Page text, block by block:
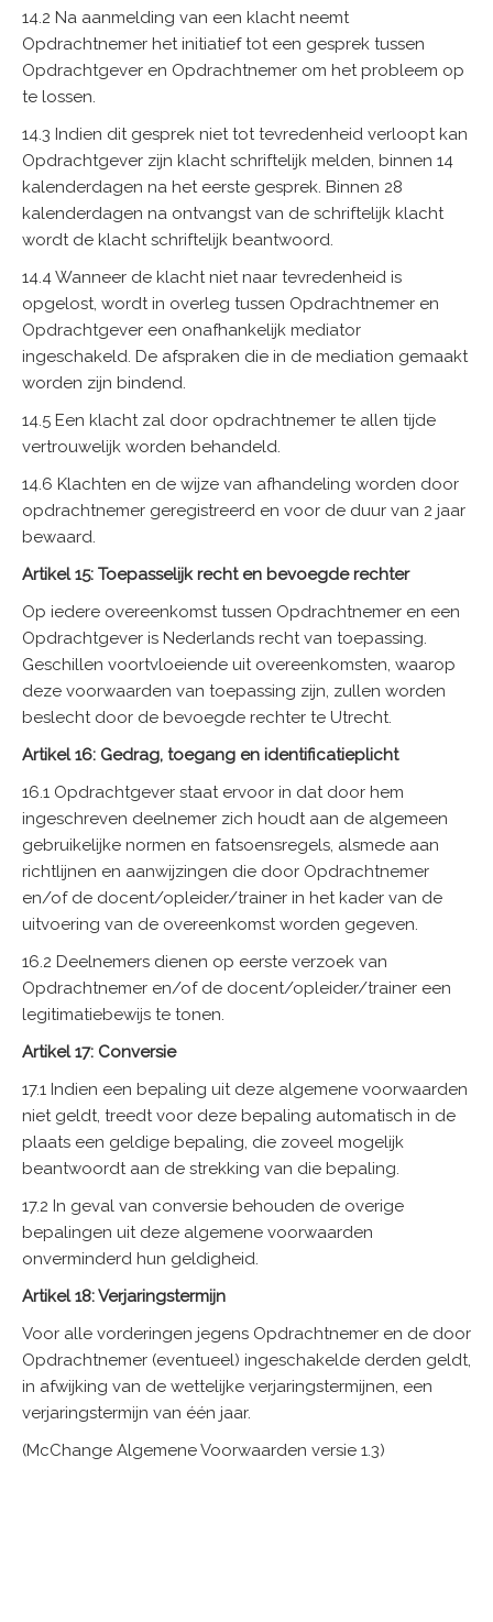
14.2 Na aanmelding van een klacht neemt
Opdrachtnemer het initiatief tot een gesprek tussen
Opdrachtgever en Opdrachtnemer om het probleem op
te lossen.
14.3 Indien dit gesprek niet tot tevredenheid verloopt kan
Opdrachtgever zijn klacht schriftelijk melden, binnen 14
kalenderdagen na het eerste gesprek. Binnen 28
kalenderdagen na ontvangst van de schriftelijk klacht
wordt de klacht schriftelijk beantwoord.
14.4 Wanneer de klacht niet naar tevredenheid is
opgelost, wordt in overleg tussen Opdrachtnemer en
Opdrachtgever een onafhankelijk mediator
ingeschakeld. De afspraken die in de mediation gemaakt
worden zijn bindend.
14.5 Een klacht zal door opdrachtnemer te allen tijde
vertrouwelijk worden behandeld.
14.6 Klachten en de wijze van afhandeling worden door
opdrachtnemer geregistreerd en voor de duur van 2 jaar
bewaard.
Artikel 15: Toepasselijk recht en bevoegde rechter
Op iedere overeenkomst tussen Opdrachtnemer en een
Opdrachtgever is Nederlands recht van toepassing.
Geschillen voortvloeiende uit overeenkomsten, waarop
deze voorwaarden van toepassing zijn, zullen worden
beslecht door de bevoegde rechter te Utrecht.
Artikel 16: Gedrag, toegang en identificatieplicht
16.1 Opdrachtgever staat ervoor in dat door hem
ingeschreven deelnemer zich houdt aan de algemeen
gebruikelijke normen en fatsoensregels, alsmede aan
richtlijnen en aanwijzingen die door Opdrachtnemer
en/of de docent/opleider/trainer in het kader van de
uitvoering van de overeenkomst worden gegeven.
16.2 Deelnemers dienen op eerste verzoek van
Opdrachtnemer en/of de docent/opleider/trainer een
legitimatiebewijs te tonen.
Artikel 17: Conversie
17.1 Indien een bepaling uit deze algemene voorwaarden
niet geldt, treedt voor deze bepaling automatisch in de
plaats een geldige bepaling, die zoveel mogelijk
beantwoordt aan de strekking van die bepaling.
17.2 In geval van conversie behouden de overige
bepalingen uit deze algemene voorwaarden
onverminderd hun geldigheid.
Artikel 18: Verjaringstermijn
Voor alle vorderingen jegens Opdrachtnemer en de door
Opdrachtnemer (eventueel) ingeschakelde derden geldt,
in afwijking van de wettelijke verjaringstermijnen, een
verjaringstermijn van één jaar.
(McChange Algemene Voorwaarden versie 1.3)